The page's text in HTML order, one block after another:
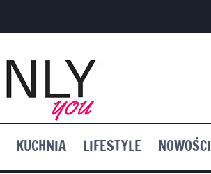
KUCHNIA LIFESTYLE NOWOŚCI